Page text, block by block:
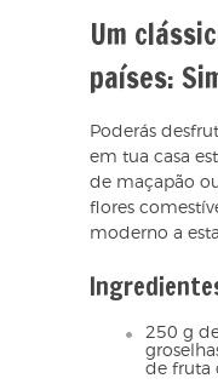
Um
países:
Poderás
em tua casa
de maçapão
flores
moderno a
250 g
de fruta